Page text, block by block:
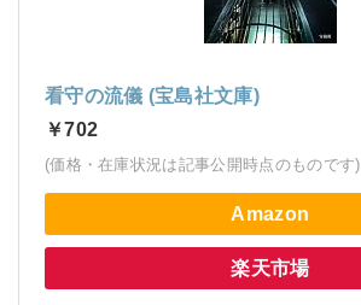
看守の流儀 (宝島社文庫)
￥702
(価格・在庫状況は記事公開時点のものです)
Amazon
楽天市場